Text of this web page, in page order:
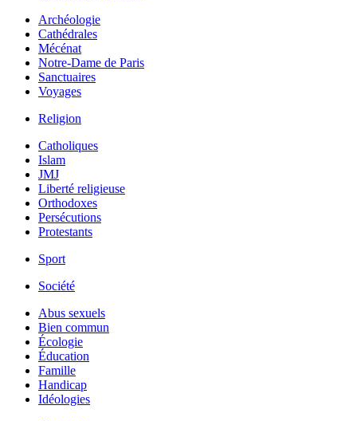
Archéologie
Cathédrales
Mécénat
Notre-Dame de Paris
Sanctuaires
Voyages
Religion
Catholiques
Islam
JMJ
Liberté religieuse
Orthodoxes
Persécutions
Protestants
Sport
Société
Abus sexuels
Bien commun
Écologie
Éducation
Famille
Handicap
Idéologies